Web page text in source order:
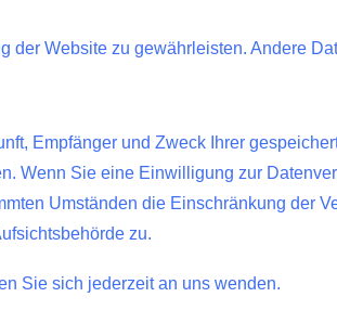
der Website zu gewährleisten. Andere
Empfänger und Zweck Ihrer
Wenn Sie eine Einwilligung zur
Umständen die Einschränkung der
zu.
Sie sich jederzeit an uns wenden.